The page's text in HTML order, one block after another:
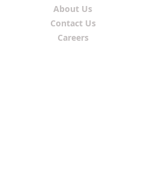
About Us
Contact Us
Careers